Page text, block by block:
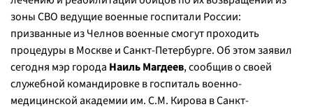
зоны СВО ведущие военные госпитали России:
призванные из Челнов военные смогут проходить
процедуры в Москве и Санкт-Петербурге. Об этом заявил
сегодня мэр города Наиль Магдеев, сообщив о своей
служебной командировке в госпиталь военно-
медицинской академии им. С.М. Кирова в Санкт-